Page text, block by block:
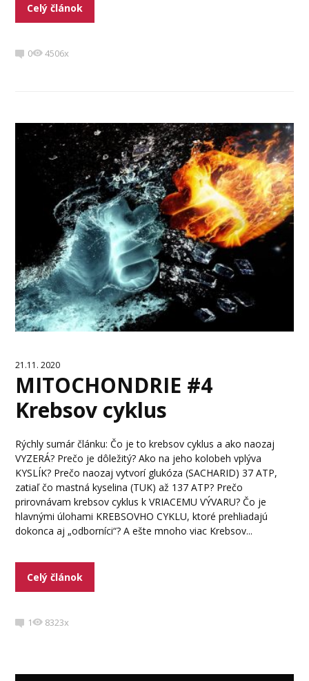
Celý článok
0 4506x
21.11. 2020
MITOCHONDRIE #4
Krebsov cyklus
Rýchly sumár článku: Čo je to krebsov cyklus a ako naozaj
VYZERÁ? Prečo je dôležitý? Ako na jeho kolobeh vplýva
KYSLÍK? Prečo naozaj vytvorí glukóza (SACHARID) 37 ATP,
zatiaľ čo mastná kyselina (TUK) až 137 ATP? Prečo
prirovnávam krebsov cyklus k VRIACEMU VÝVARU? Čo je
hlavnými úlohami KREBSOVHO CYKLU, ktoré prehliadajú
dokonca aj „odborníci“? A ešte mnoho viac Krebsov...
Celý článok
1 8323x